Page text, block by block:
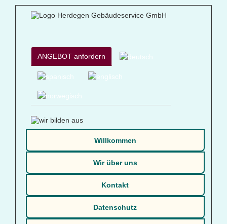
ANGEBOT anfordern
Willkommen
Wir über uns
Kontakt
Datenschutz